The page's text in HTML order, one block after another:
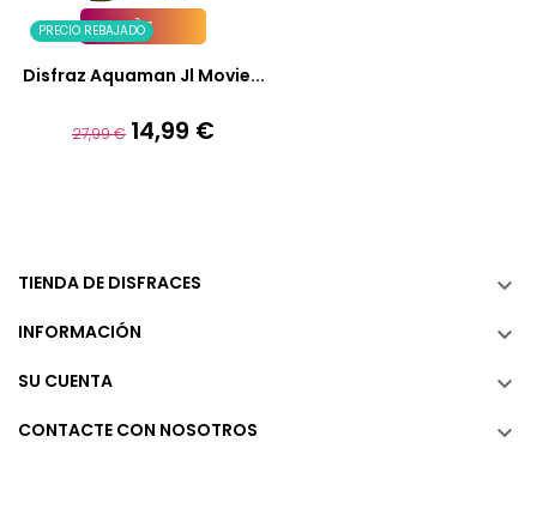
PRECIO REBAJADO
Añadir A La Cesta
Disfraz Aquaman Jl Movie...
Precio
27,99 € Precio
14,99 €
TIENDA DE DISFRACES 
INFORMACIÓN 
SU CUENTA 
CONTACTE CON NOSOTROS 